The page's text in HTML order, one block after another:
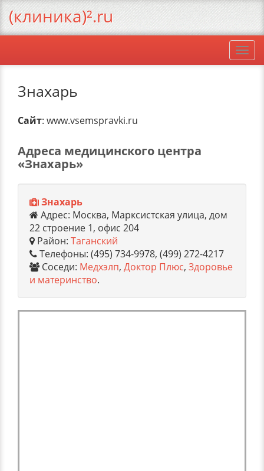
Знахарь
Сайт: www.vsemspravki.ru
Адреса медицинского центра
«Знахарь»
Знахарь
Адрес: Москва, Марксистская улица, дом
22 строение 1, офис 204
Район: Таганский
Телефоны: (495) 734-9978, (499) 272-4217
Соседи: Медхэлп, Доктор Плюс, Здоровье
и материнство.
(клиника)².ru